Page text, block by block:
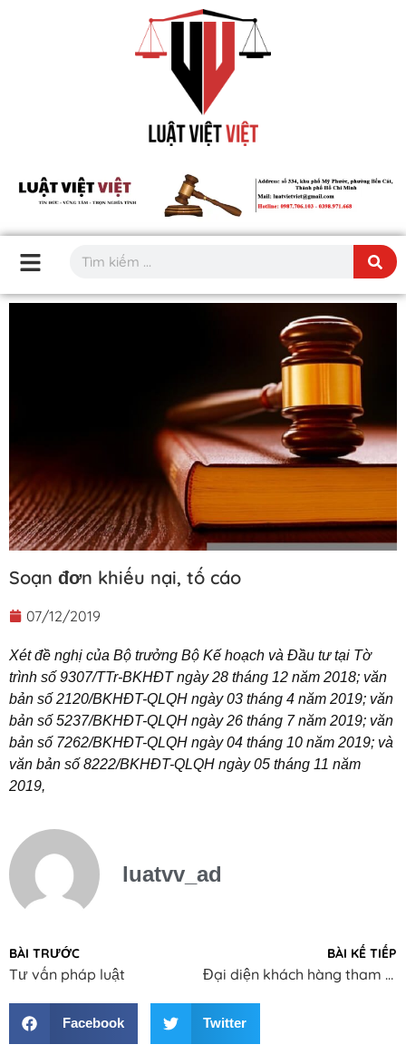
Soạn đơn khiếu nại, tố cáo
07/12/2019
Xét đề nghị của Bộ trưởng Bộ Kế hoạch và Đầu tư tại Tờ
trình số 9307/TTr-BKHĐT ngày 28 tháng 12 năm 2018; văn
bản số 2120/BKHĐT-QLQH ngày 03 tháng 4 năm 2019; văn
bản số 5237/BKHĐT-QLQH ngày 26 tháng 7 năm 2019; văn
bản số 7262/BKHĐT-QLQH ngày 04 tháng 10 năm 2019; và
văn bản số 8222/BKHĐT-QLQH ngày 05 tháng 11 năm
2019,
luatvv_ad
BÀI TRƯỚC
Tư vấn pháp luật
BÀI KẾ TIẾP
Đại diện khách hàng tham gia giải quyết các vấn đề bị khiếu nại, tố cáo tại các cơ quan có thẩm quyền.
Facebook Twitter